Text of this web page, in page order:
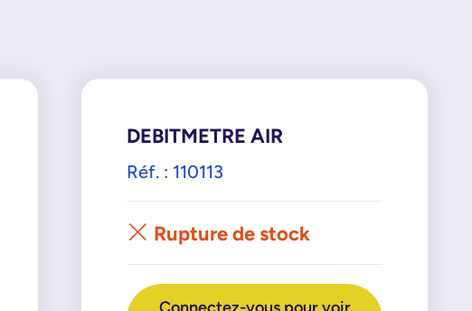
DEBITMETRE AIR
Réf. : 110113
Rupture de stock
Connectez-vous pour voir